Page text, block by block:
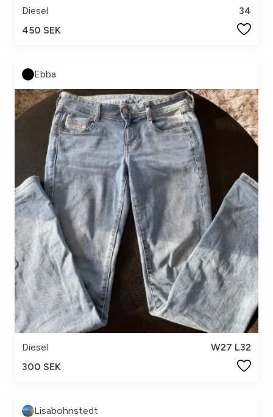
Diesel
34
450 SEK
Ebba
Diesel
W27 L32
300 SEK
Lisabohnstedt